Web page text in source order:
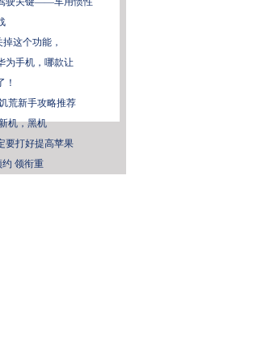
这个功能，
为手机，哪款让
！
荒新手攻略推荐
机，黑机
要打好提高苹果
约 领衔重